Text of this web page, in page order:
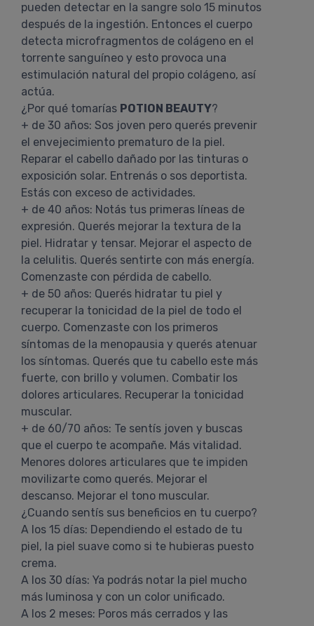
pueden detectar en la sangre solo 15 minutos
después de la ingestión. Entonces el cuerpo
detecta microfragmentos de colágeno en el
torrente sanguíneo y esto provoca una
estimulación natural del propio colágeno, así
actúa.
¿Por qué tomarías POTION BEAUTY?
+ de 30 años: Sos joven pero querés prevenir
el envejecimiento prematuro de la piel.
Reparar el cabello dañado por las tinturas o
exposición solar. Entrenás o sos deportista.
Estás con exceso de actividades.
+ de 40 años: Notás tus primeras líneas de
expresión. Querés mejorar la textura de la
piel. Hidratar y tensar. Mejorar el aspecto de
la celulitis. Querés sentirte con más energía.
Comenzaste con pérdida de cabello.
+ de 50 años: Querés hidratar tu piel y
recuperar la tonicidad de la piel de todo el
cuerpo. Comenzaste con los primeros
síntomas de la menopausia y querés atenuar
los síntomas. Querés que tu cabello este más
fuerte, con brillo y volumen. Combatir los
dolores articulares. Recuperar la tonicidad
muscular.
+ de 60/70 años: Te sentís joven y buscas
que el cuerpo te acompañe. Más vitalidad.
Menores dolores articulares que te impiden
movilizarte como querés. Mejorar el
descanso. Mejorar el tono muscular.
¿Cuando sentís sus beneficios en tu cuerpo?
A los 15 días: Dependiendo el estado de tu
piel, la piel suave como si te hubieras puesto
crema.
A los 30 días: Ya podrás notar la piel mucho
más luminosa y con un color unificado.
A los 2 meses: Poros más cerrados y las